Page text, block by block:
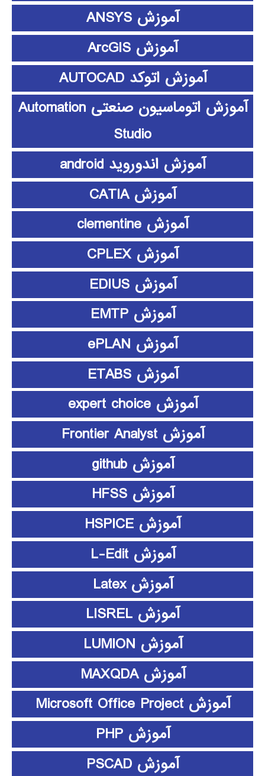
آموزش ANSYS
آموزش ArcGIS
آموزش اتوکد AUTOCAD
آموزش اتوماسیون صنعتی Automation
Studio
آموزش اندوروید android
آموزش CATIA
آموزش clementine
آموزش CPLEX
آموزش EDIUS
آموزش EMTP
آموزش ePLAN
آموزش ETABS
آموزش expert choice
آموزش Frontier Analyst
آموزش github
آموزش HFSS
آموزش HSPICE
آموزش L-Edit
آموزش Latex
آموزش LISREL
آموزش LUMION
آموزش MAXQDA
آموزش Microsoft Office Project
آموزش PHP
آموزش PSCAD